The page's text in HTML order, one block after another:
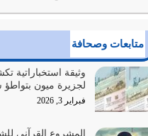
القرآن الكريم هو أهم مصدر
سيرته معرفة شخصيته معرفة
يوليو 28, 2026
هل نحن من الصالحين؟ قيِّم نفسك
متابعات وصحافة
وثيقة استخباراتية
لجزيرة ميون
فبراير 3, 2026
المشروع القرآني